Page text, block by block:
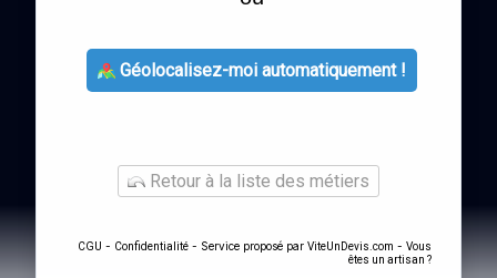
Géolocalisez-moi automatiquement !
Retour à la liste des métiers
CGU - Confidentialité - Service proposé par ViteUnDevis.com - Vous
êtes un artisan ?